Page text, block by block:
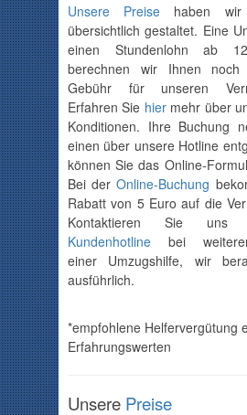
Unsere Preise haben
übersichtlich gestaltet. Eine
einen Stundenlohn ab 12
berechnen wir Ihnen noch
Gebühr für unseren
Erfahren Sie hiermehr über
Konditionen. Ihre Buchung
einen über unsere Hotline
können Sie das Online-
Bei derOnline-Buchung
Rabatt von 5 Euro auf die
Kontaktieren Sie uns
Kundenhotline bei
einer Umzugshilfe, wir
ausführlich.
*empfohlene Helfervergütung
Erfahrungswerten
Unsere Preise